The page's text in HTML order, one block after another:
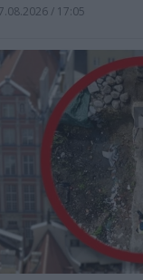
/ 17:05